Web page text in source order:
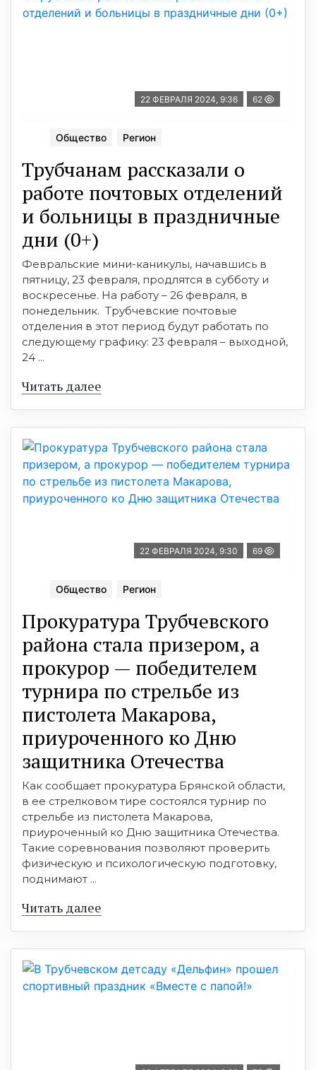
22 ФЕВРАЛЯ 2024, 9:36 62
Общество Регион
Трубчанам рассказали о
работе почтовых отделений
и больницы в праздничные
дни (0+)
Февральские мини-каникулы, начавшись в
пятницу, 23 февраля, продлятся в субботу и
воскресенье. На работу – 26 февраля, в
понедельник. Трубчевские почтовые
отделения в этот период будут работать по
следующему графику: 23 февраля – выходной,
24 ...
Читать далее
22 ФЕВРАЛЯ 2024, 9:30 69
Общество Регион
Прокуратура Трубчевского
района стала призером, а
прокурор — победителем
турнира по стрельбе из
пистолета Макарова,
приуроченного ко Дню
защитника Отечества
Как сообщает прокуратура Брянской области,
в ее стрелковом тире состоялся турнир по
стрельбе из пистолета Макарова,
приуроченный ко Дню защитника Отечества.
Такие соревнования позволяют проверить
физическую и психологическую подготовку,
поднимают ...
Читать далее